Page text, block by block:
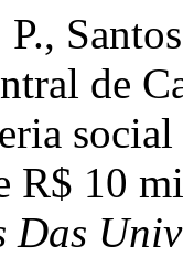
de
R$ 10